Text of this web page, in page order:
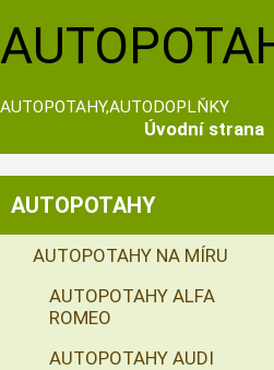
AUTOPOTAHY,AUTODOPLŇKY
Úvodní strana
AUTOPOTAHY
AUTOPOTAHY NA MÍRU
AUTOPOTAHY ALFA
ROMEO
AUTOPOTAHY AUDI